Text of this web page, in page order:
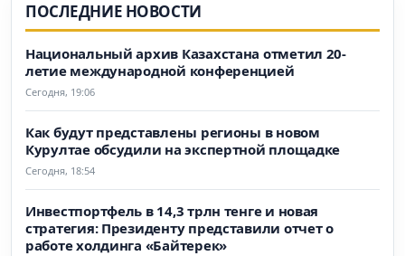
ПОСЛЕДНИЕ НОВОСТИ
Национальный архив Казахстана отметил 20-
летие международной конференцией
Сегодня, 19:06
Как будут представлены регионы в новом
Курултае обсудили на экспертной площадке
Сегодня, 18:54
Инвестпортфель в 14,3 трлн тенге и новая
стратегия: Президенту представили отчет о
работе холдинга «Байтерек»